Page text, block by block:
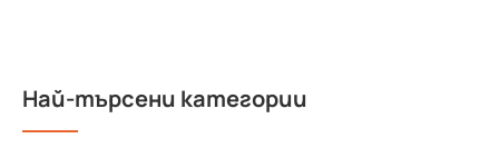
Най-търсени категории